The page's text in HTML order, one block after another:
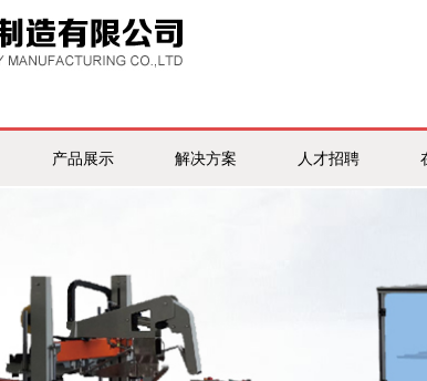
产品展示 解决方案 人才招聘